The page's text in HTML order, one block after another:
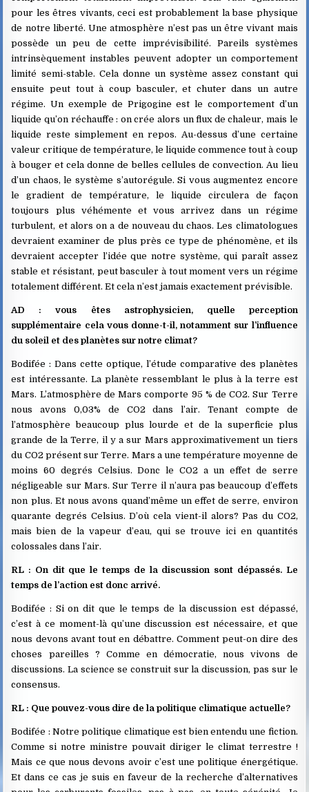
pour les êtres vivants, ceci est probablement la base physique
de notre liberté. Une atmosphère n’est pas un être vivant mais
possède un peu de cette imprévisibilité. Pareils systèmes
intrinsèquement instables peuvent adopter un comportement
limité semi-stable. Cela donne un système assez constant qui
ensuite peut tout à coup basculer, et chuter dans un autre
régime. Un exemple de Prigogine est le comportement d’un
liquide qu’on réchauffe : on crée alors un flux de chaleur, mais le
liquide reste simplement en repos. Au-dessus d’une certaine
valeur critique de température, le liquide commence tout à coup
à bouger et cela donne de belles cellules de convection. Au lieu
d’un chaos, le système s’autorégule. Si vous augmentez encore
le gradient de température, le liquide circulera de façon
toujours plus véhémente et vous arrivez dans un régime
turbulent, et alors on a de nouveau du chaos. Les climatologues
devraient examiner de plus près ce type de phénomène, et ils
devraient accepter l’idée que notre système, qui paraît assez
stable et résistant, peut basculer à tout moment vers un régime
totalement différent. Et cela n’est jamais exactement prévisible.
AD : vous êtes astrophysicien, quelle perception
supplémentaire cela vous donne-t-il, notamment sur l’influence
du soleil et des planètes sur notre climat?
Bodifée : Dans cette optique, l’étude comparative des planètes
est intéressante. La planète ressemblant le plus à la terre est
Mars. L’atmosphère de Mars comporte 95 % de CO2. Sur Terre
nous avons 0,03% de CO2 dans l’air. Tenant compte de
l’atmosphère beaucoup plus lourde et de la superficie plus
grande de la Terre, il y a sur Mars approximativement un tiers
du CO2 présent sur Terre. Mars a une température moyenne de
moins 60 degrés Celsius. Donc le CO2 a un effet de serre
négligeable sur Mars. Sur Terre il n’aura pas beaucoup d’effets
non plus. Et nous avons quand’même un effet de serre, environ
quarante degrés Celsius. D’où cela vient-il alors? Pas du CO2,
mais bien de la vapeur d’eau, qui se trouve ici en quantités
colossales dans l’air.
RL : On dit que le temps de la discussion sont dépassés. Le
temps de l’action est donc arrivé.
Bodifée : Si on dit que le temps de la discussion est dépassé,
c’est à ce moment-là qu’une discussion est nécessaire, et que
nous devons avant tout en débattre. Comment peut-on dire des
choses pareilles ? Comme en démocratie, nous vivons de
discussions. La science se construit sur la discussion, pas sur le
consensus.
RL : Que pouvez-vous dire de la politique climatique actuelle?
Bodifée : Notre politique climatique est bien entendu une fiction.
Comme si notre ministre pouvait diriger le climat terrestre !
Mais ce que nous devons avoir c’est une politique énergétique.
Et dans ce cas je suis en faveur de la recherche d’alternatives